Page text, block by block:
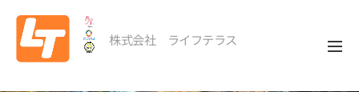
株式会社 ライフテラス